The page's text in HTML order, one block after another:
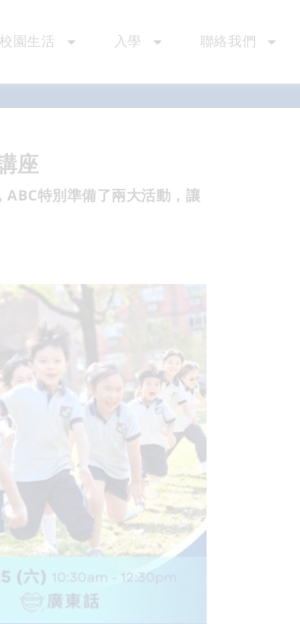
校園生活 入學 聯絡我們
座
特別準備了兩大活動，讓